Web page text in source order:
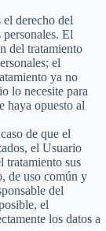
el derecho del
El
del tratamiento
el
ya no
lo necesite para
haya opuesto al
de que el
el Usuario
tratamiento sus
de uso común y
del
el
los datos a